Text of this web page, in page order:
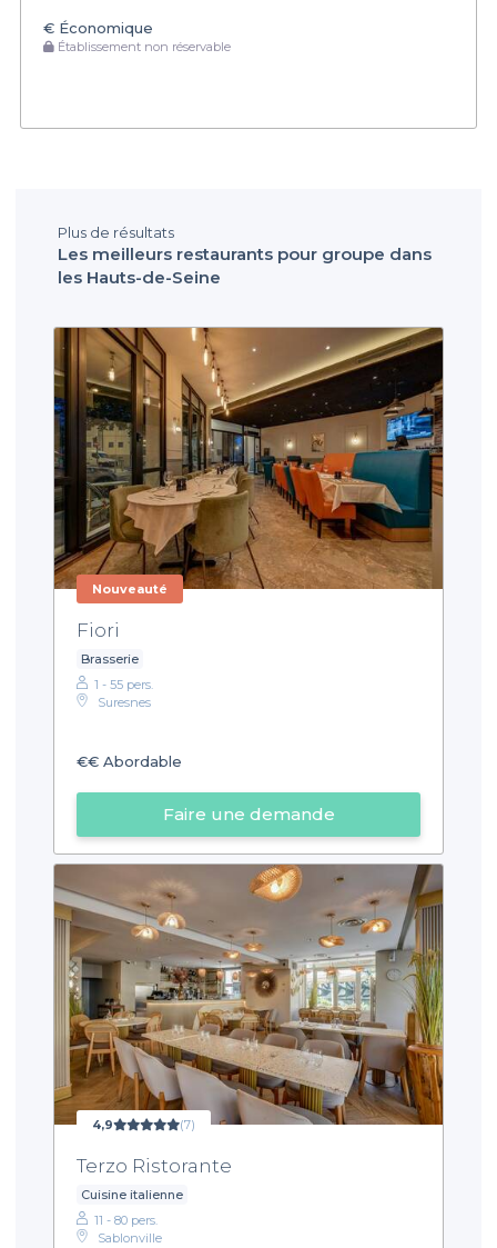
€ Économique
Établissement non réservable
Plus de résultats
Les meilleurs restaurants pour groupe dans
les Hauts-de-Seine
Nouveauté
Fiori
Brasserie
1 - 55 pers.
Suresnes
€€ Abordable
Faire une demande
4,9 (7)
Terzo Ristorante
Cuisine italienne
11 - 80 pers.
Sablonville